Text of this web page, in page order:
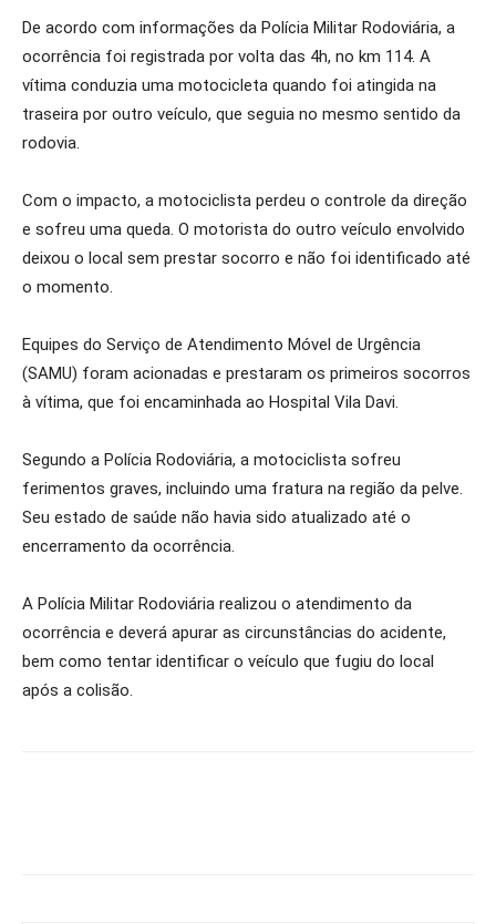
De acordo com informações da Polícia Militar Rodoviária, a
ocorrência foi registrada por volta das 4h, no km 114. A
vítima conduzia uma motocicleta quando foi atingida na
traseira por outro veículo, que seguia no mesmo sentido da
rodovia.
Com o impacto, a motociclista perdeu o controle da direção
e sofreu uma queda. O motorista do outro veículo envolvido
deixou o local sem prestar socorro e não foi identificado até
o momento.
Equipes do Serviço de Atendimento Móvel de Urgência
(SAMU) foram acionadas e prestaram os primeiros socorros
à vítima, que foi encaminhada ao Hospital Vila Davi.
Segundo a Polícia Rodoviária, a motociclista sofreu
ferimentos graves, incluindo uma fratura na região da pelve.
Seu estado de saúde não havia sido atualizado até o
encerramento da ocorrência.
A Polícia Militar Rodoviária realizou o atendimento da
ocorrência e deverá apurar as circunstâncias do acidente,
bem como tentar identificar o veículo que fugiu do local
após a colisão.